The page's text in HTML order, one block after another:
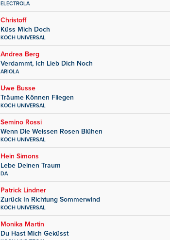
ELECTROLA
Christoff
Küss Mich Doch
KOCH UNIVERSAL
Andrea Berg
Verdammt, Ich Lieb Dich Noch
ARIOLA
Uwe Busse
Träume Können Fliegen
KOCH UNIVERSAL
Semino Rossi
Wenn Die Weissen Rosen Blühen
KOCH UNIVERSAL
Hein Simons
Lebe Deinen Traum
DA
Patrick Lindner
Zurück In Richtung Sommerwind
KOCH UNIVERSAL
Monika Martin
Du Hast Mich Geküsst